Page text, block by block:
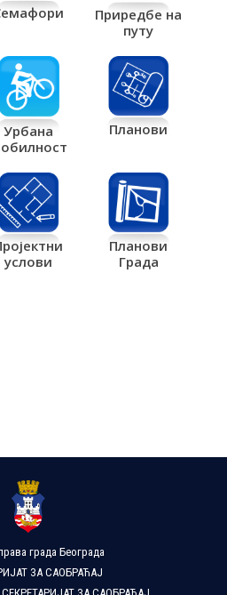
Приредбе на
путу
Урбана
Планови
услови
Планови
Града
града Београда
ЗА САОБРАЋАЈ